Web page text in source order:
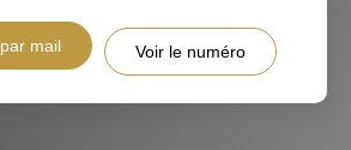
mail Voir le numéro